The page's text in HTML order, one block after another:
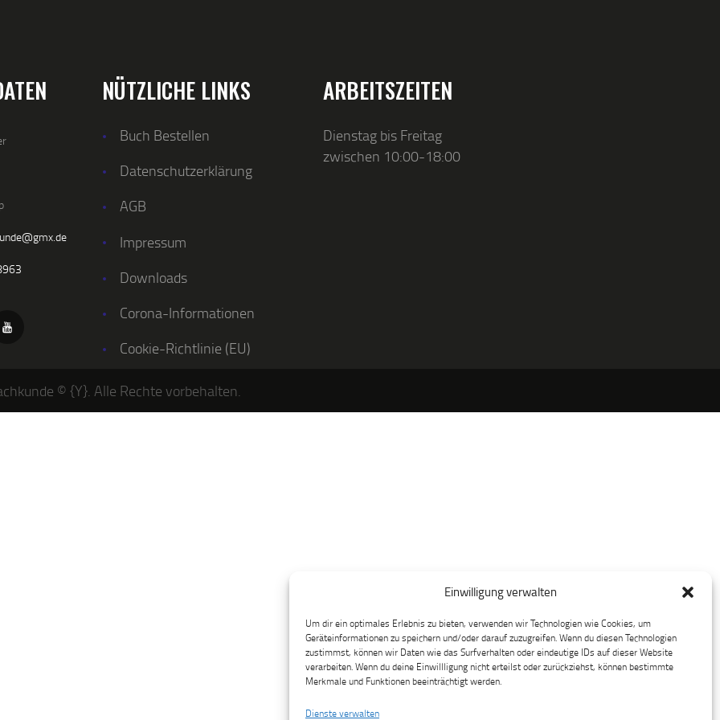
Einwilligung verwalten
Um dir ein optimales Erlebnis zu bieten, verwenden wir Technologien wie Cookies, um
Geräteinformationen zu speichern und/oder darauf zuzugreifen. Wenn du diesen Technologien
zustimmst, können wir Daten wie das Surfverhalten oder eindeutige IDs auf dieser Website
verarbeiten. Wenn du deine Einwillligung nicht erteilst oder zurückziehst, können bestimmte
Merkmale und Funktionen beeinträchtigt werden.
Dienste verwalten
NÜTZLICHE LINKS
Buch Bestellen
Datenschutzerklärung
AGB
Impressum
Downloads
Corona-Informationen
Cookie-Richtlinie (EU)
ARBEITSZEITEN
Dienstag bis Freitag
zwischen 10:00-18:00
© {Y}. Alle Rechte vorbehalten.